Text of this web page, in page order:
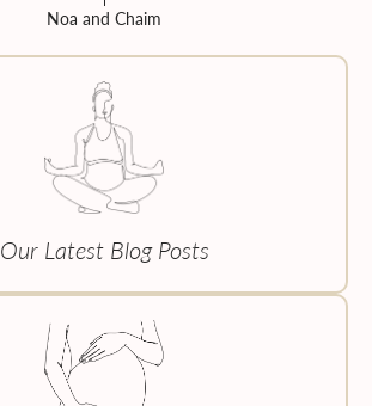
Noa and Chaim
Our Latest Blog Posts